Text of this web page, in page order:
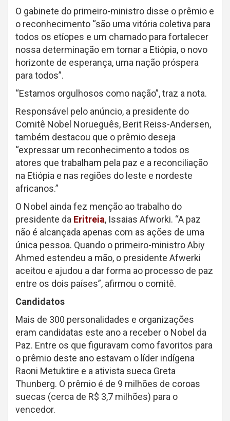
O gabinete do primeiro-ministro disse o prêmio e
o reconhecimento “são uma vitória coletiva para
todos os etíopes e um chamado para fortalecer
nossa determinação em tornar a Etiópia, o novo
horizonte de esperança, uma nação próspera
para todos”.
“Estamos orgulhosos como nação”, traz a nota.
Responsável pelo anúncio, a presidente do
Comitê Nobel Norueguês, Berit Reiss-Andersen,
também destacou que o prêmio deseja
“expressar um reconhecimento a todos os
atores que trabalham pela paz e a reconciliação
na Etiópia e nas regiões do leste e nordeste
africanos.”
O Nobel ainda fez menção ao trabalho do
presidente da Eritreia, Issaias Afworki. “A paz
não é alcançada apenas com as ações de uma
única pessoa. Quando o primeiro-ministro Abiy
Ahmed estendeu a mão, o presidente Afwerki
aceitou e ajudou a dar forma ao processo de paz
entre os dois países”, afirmou o comitê.
Candidatos
Mais de 300 personalidades e organizações
eram candidatas este ano a receber o Nobel da
Paz. Entre os que figuravam como favoritos para
o prêmio deste ano estavam o líder indígena
Raoni Metuktire e a ativista sueca Greta
Thunberg. O prêmio é de 9 milhões de coroas
suecas (cerca de R$ 3,7 milhões) para o
vencedor.